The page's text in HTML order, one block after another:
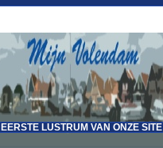
EERSTE LUSTRUM VAN ONZE SITE